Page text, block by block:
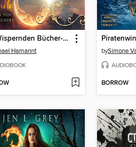
Die Wispernden Bücher--Sternenstaub
Hamannt bySimone
BORROW